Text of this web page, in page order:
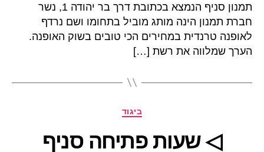
תמנון סניף הנמצא בכתובת דרך בר יהודה 1, נשר
חברת תמנון הינה מותג מוביל בתחומו ושם נרדף
לאופנה טרנדית במחירים הכי טובים בשוק האופנה.
הערך שמלווה את רשת […]
קטגוריותביגוד
◁ שעות פתיחה סניף